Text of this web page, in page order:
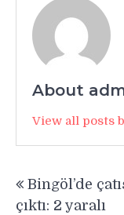
About
View all posts
gezinmesi
Bingöl’de
çıktı: 2 yaralı